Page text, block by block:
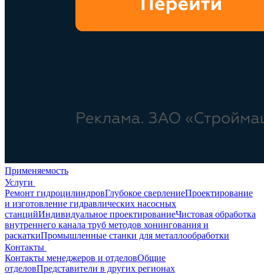
Применяемость
Услуги
Ремонт гидроцилиндровГлубокое сверлениеПроектирование
и изготовление гидравлических насосных
станцийИндивидуальное проектированиеЧистовая обработка
внутреннего канала труб методов хонингования и
раскаткиПромышленные станки для металлообработки
Контакты
Контакты менеджеров и отделовОбщие
отделовПредставители в других регионах